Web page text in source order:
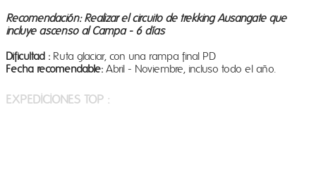
Recomendación: Realizar el circuito de trekking Ausangate que
incluye ascenso al Campa - 6 días
Dificultad : Ruta glaciar, con una rampa final PD
Fecha recomendable: Abril - Noviembre, incluso todo el año.
EXPEDICIONES TOP :